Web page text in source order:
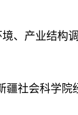
产业结构调
社会科学院